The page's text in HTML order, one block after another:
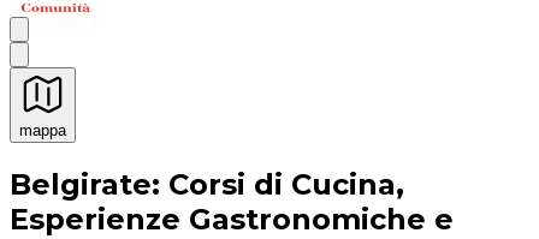
mappa
Esperienze culinarie indimenticabili: Esperienze
Belgirate: Corsi di Cucina,
Esperienze Gastronomiche e